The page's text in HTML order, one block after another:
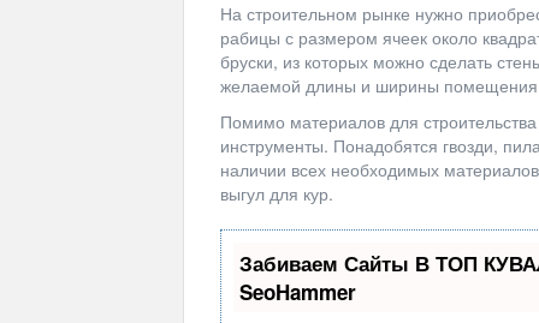
На строительном рынке нужно
рабицы с размером ячеек около
бруски, из которых можно сделать
желаемой длины и ширины
Помимо материалов для
инструменты. Понадобятся гвозди,
наличии всех необходимых
выгул для кур.
Забиваем Сайты В ТОП
SeoHammer